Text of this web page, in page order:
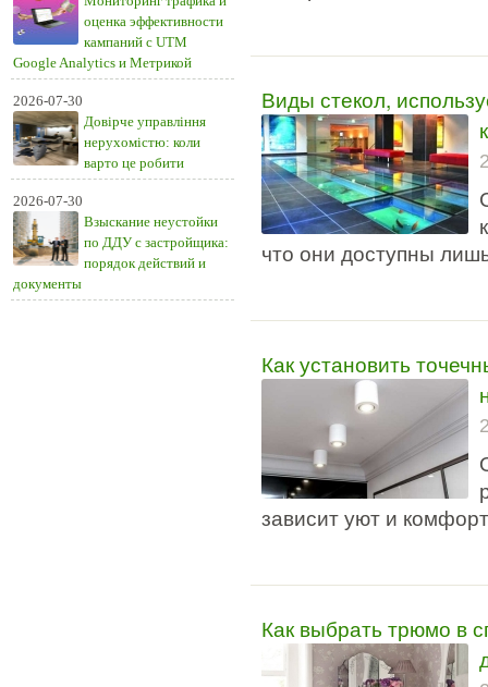
оценка эффективности
кампаний с UTM
Google Analytics и Метрикой
2026-07-30
Довірче управління
нерухомістю: коли
варто це робити
2026-07-30
Взыскание неустойки
по ДДУ с застройщика:
порядок действий и
документы
Виды стекол,
что они доступны
Как установить
зависит уют и
Как выбрать трюмо в